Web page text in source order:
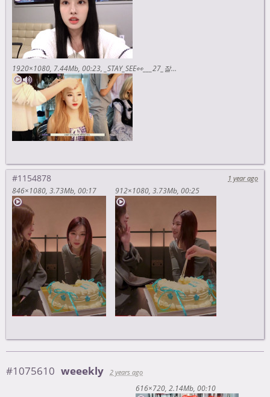
1920×1080 7.44Mb 00:23 _STAY_SEE👀___27_잘_때가_제일_예뻐🤫____STEREOTYPE__막방_비하인드
#1154878
1 year ago
846×1080 3.73Mb 00:17 912×1080 3.73Mb 00:25
#1075610 weeekly 2 years ago
616×720 2.14Mb 00:10